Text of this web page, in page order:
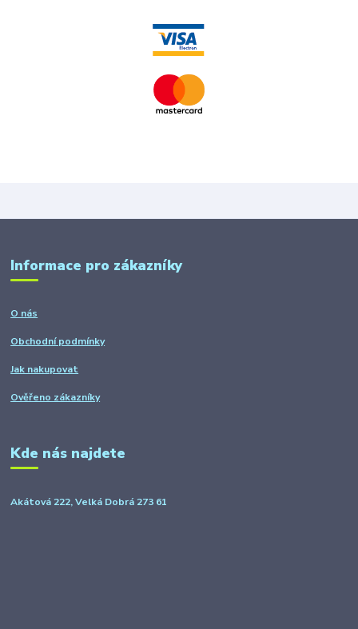
Informace pro zákazníky
O nás
Obchodní podmínky
Jak nakupovat
Ověřeno zákazníky
Kde nás najdete
Akátová 222, Velká Dobrá 273 61